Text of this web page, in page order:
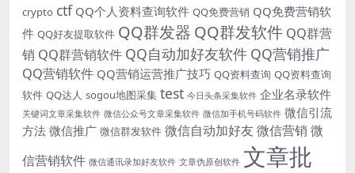
crypto ctf QQ个人资料查询软件 QQ免费营销 QQ免费营销软
件 QQ好友提取软件 QQ群发器 QQ群发软件 QQ群营
销 QQ群营销软件 QQ自动加好友软件 QQ营销推广
QQ营销软件 QQ营销运营推广技巧 QQ资料查询 QQ资料查询
软件 QQ达人 sogou地图采集 test 今日头条采集软件 企业名录软件
关键词文章采集软件 微信公众号文章采集软件 微信加手机号码软件 微信引流
方法 微信推广 微信群发软件 微信自动加好友 微信营销 微
信营销软件 微信通讯录加好友软件 文章伪原创软件 文章批